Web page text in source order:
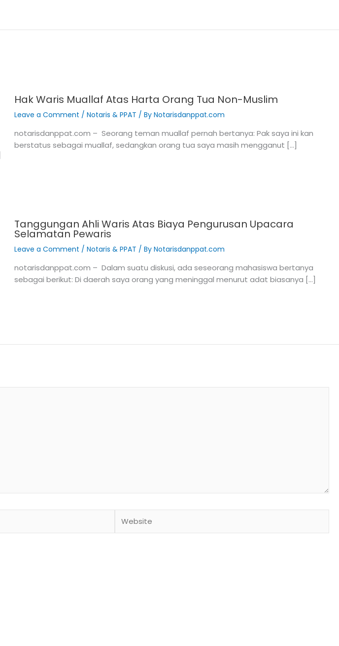
Hak Waris Muallaf Atas Harta Orang Tua Non-Muslim
Leave a Comment / Notaris & PPAT / By Notarisdanppat.com
notarisdanppat.com – Seorang teman muallaf pernah bertanya: Pak saya ini kan
berstatus sebagai muallaf, sedangkan orang tua saya masih mengganut […]
Tanggungan Ahli Waris Atas Biaya Pengurusan Upacara
Selamatan Pewaris
Leave a Comment / Notaris & PPAT / By Notarisdanppat.com
notarisdanppat.com – Dalam suatu diskusi, ada seseorang mahasiswa bertanya
sebagai berikut: Di daerah saya orang yang meninggal menurut adat biasanya […]